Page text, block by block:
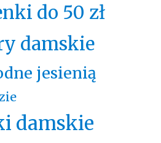
do 50 zł
damskie
jesienią
damskie